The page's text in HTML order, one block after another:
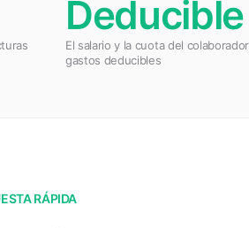
Deducible
El salario y la cuota del
gastos deducibles
RÁPIDA